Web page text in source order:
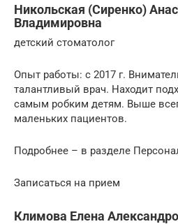
Никольская (Сиренко)
Владимировна
детский стоматолог
Опыт работы: с 2017 г.
талантливый врач. Находит
самым робким детям. Выше
маленьких пациентов.
Подробнее – в разделе
Записаться на прием
Климова Елена